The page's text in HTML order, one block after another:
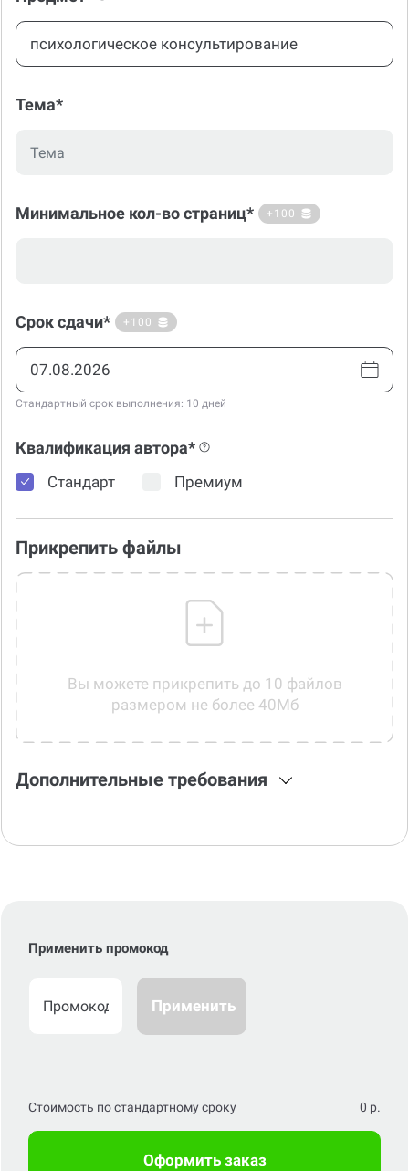
Тема*
Минимальное кол-во страниц* +100
Срок сдачи* +100
Стандартный срок выполнения: 10 дней
Квалификация автора*
Стандарт Премиум
Прикрепить файлы
Вы можете прикрепить до 10 файлов
размером не более 40Мб
Дополнительные требования
Применить промокод
Применить
Стоимость по стандартному сроку 0 р.
Оформить заказ